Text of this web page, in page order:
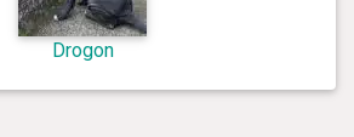
Drogon